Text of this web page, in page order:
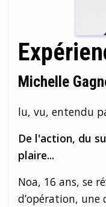
Michelle
lu, vu, entendu
De l'action, du
plaire...
Noa, 16 ans, se
d’opération,